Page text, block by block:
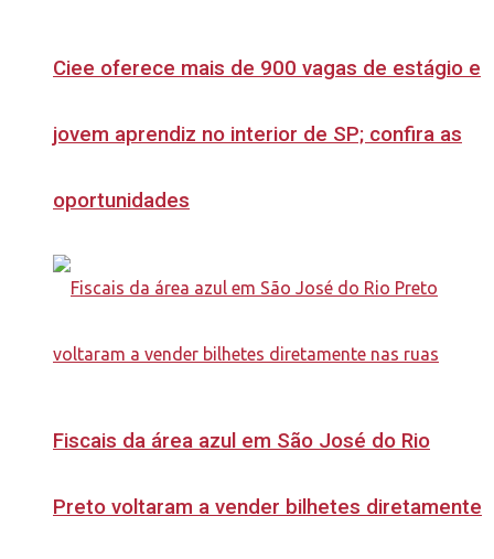
Ciee oferece mais de 900 vagas de estágio e
jovem aprendiz no interior de SP; confira as
oportunidades
Fiscais da área azul em São José do Rio
Preto voltaram a vender bilhetes diretamente